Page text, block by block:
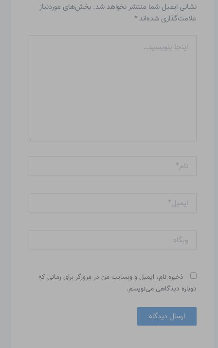
نشانی ایمیل شما منتشر نخواهد شد. بخش‌های موردنیاز
علامت‌گذاری شده‌اند*
بنویسید…
ایمیل*
ذخیره نام، ایمیل و وبسایت من در مرورگر برای زمانی که
دوباره دیدگاهی می‌نویسم.